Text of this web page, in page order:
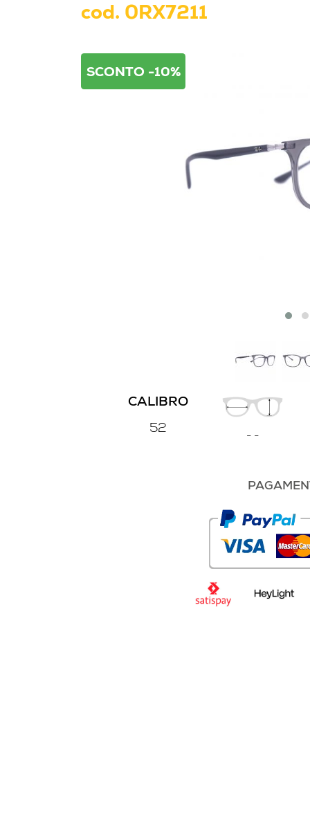
cod. 0RX7211
SCONTO -10%
CALIBRO
52
- -